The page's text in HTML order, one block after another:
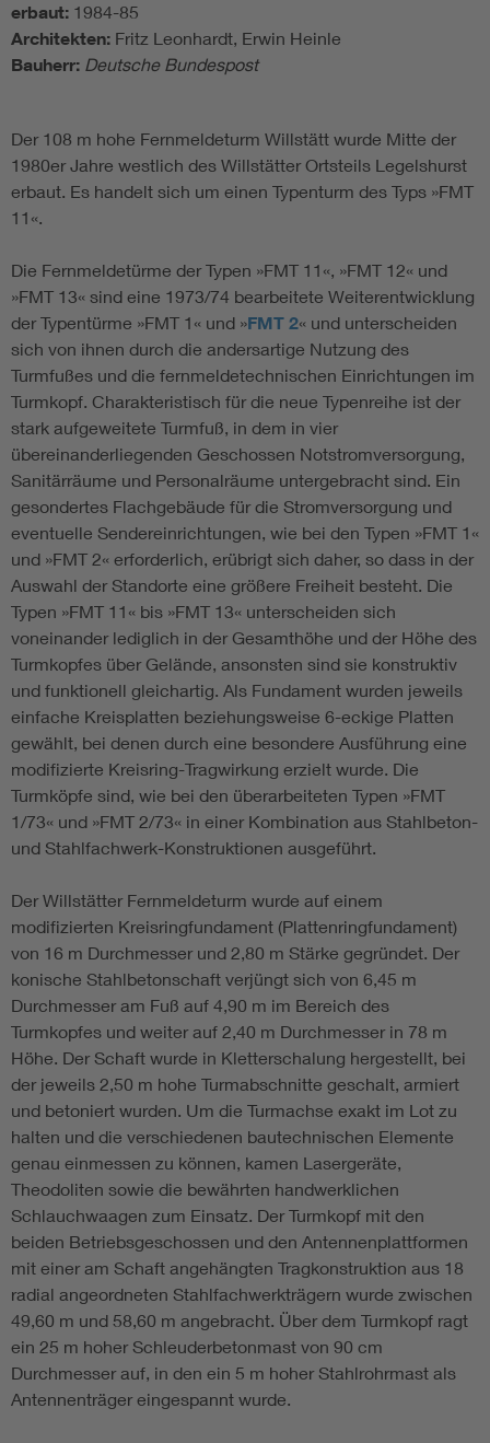
erbaut: 1984-85
Architekten: Fritz Leonhardt, Erwin Heinle
Bauherr: Deutsche Bundespost
Der 108 m hohe Fernmeldeturm Willstätt wurde Mitte der
1980er Jahre westlich des Willstätter Ortsteils Legelshurst
erbaut. Es handelt sich um einen Typenturm des Typs »FMT
11«.
Die Fernmeldetürme der Typen »FMT 11«, »FMT 12« und
»FMT 13« sind eine 1973/74 bearbeitete Weiterentwicklung
der Typentürme »FMT 1« und »FMT 2« und unterscheiden
sich von ihnen durch die andersartige Nutzung des
Turmfußes und die fernmeldetechnischen Einrichtungen im
Turmkopf. Charakteristisch für die neue Typenreihe ist der
stark aufgeweitete Turmfuß, in dem in vier
übereinanderliegenden Geschossen Notstromversorgung,
Sanitärräume und Personalräume untergebracht sind. Ein
gesondertes Flachgebäude für die Stromversorgung und
eventuelle Sendereinrichtungen, wie bei den Typen »FMT 1«
und »FMT 2« erforderlich, erübrigt sich daher, so dass in der
Auswahl der Standorte eine größere Freiheit besteht. Die
Typen »FMT 11« bis »FMT 13« unterscheiden sich
voneinander lediglich in der Gesamthöhe und der Höhe des
Turmkopfes über Gelände, ansonsten sind sie konstruktiv
und funktionell gleichartig. Als Fundament wurden jeweils
einfache Kreisplatten beziehungsweise 6-eckige Platten
gewählt, bei denen durch eine besondere Ausführung eine
modifizierte Kreisring-Tragwirkung erzielt wurde. Die
Turmköpfe sind, wie bei den überarbeiteten Typen »FMT
1/73« und »FMT 2/73« in einer Kombination aus Stahlbeton-
und Stahlfachwerk-Konstruktionen ausgeführt.
Der Willstätter Fernmeldeturm wurde auf einem
modifizierten Kreisringfundament (Plattenringfundament)
von 16 m Durchmesser und 2,80 m Stärke gegründet. Der
konische Stahlbetonschaft verjüngt sich von 6,45 m
Durchmesser am Fuß auf 4,90 m im Bereich des
Turmkopfes und weiter auf 2,40 m Durchmesser in 78 m
Höhe. Der Schaft wurde in Kletterschalung hergestellt, bei
der jeweils 2,50 m hohe Turmabschnitte geschalt, armiert
und betoniert wurden. Um die Turmachse exakt im Lot zu
halten und die verschiedenen bautechnischen Elemente
genau einmessen zu können, kamen Lasergeräte,
Theodoliten sowie die bewährten handwerklichen
Schlauchwaagen zum Einsatz. Der Turmkopf mit den
beiden Betriebsgeschossen und den Antennenplattformen
mit einer am Schaft angehängten Tragkonstruktion aus 18
radial angeordneten Stahlfachwerkträgern wurde zwischen
49,60 m und 58,60 m angebracht. Über dem Turmkopf ragt
ein 25 m hoher Schleuderbetonmast von 90 cm
Durchmesser auf, in den ein 5 m hoher Stahlrohrmast als
Antennenträger eingespannt wurde.